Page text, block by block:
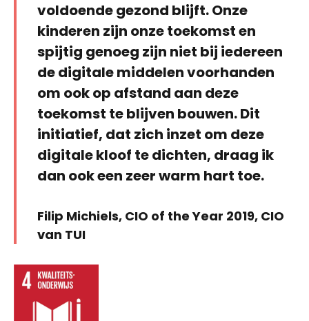
voldoende gezond blijft. Onze
kinderen zijn onze toekomst en
spijtig genoeg zijn niet bij iedereen
de digitale middelen voorhanden
om ook op afstand aan deze
toekomst te blijven bouwen. Dit
initiatief, dat zich inzet om deze
digitale kloof te dichten, draag ik
dan ook een zeer warm hart toe.
Filip Michiels, CIO of the Year 2019, CIO
van TUI